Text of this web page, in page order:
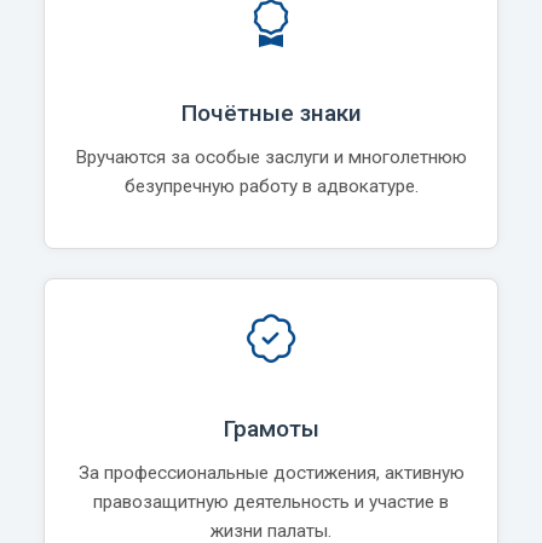
Почётные знаки
Вручаются за особые заслуги и многолетнюю
безупречную работу в адвокатуре.
Грамоты
За профессиональные достижения, активную
правозащитную деятельность и участие в
жизни палаты.